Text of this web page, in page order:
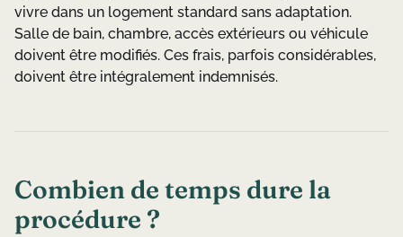
vivre dans un logement standard sans adaptation.
Salle de bain, chambre, accès extérieurs ou véhicule
doivent être modifiés. Ces frais, parfois considérables,
doivent être intégralement indemnisés.
Combien de temps dure la
procédure ?